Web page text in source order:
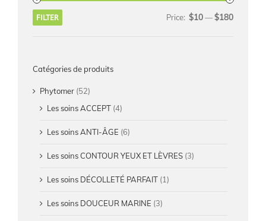
FILTER Price: $10—$180
Catégories de produits
Phytomer (52)
Les soins ACCEPT (4)
Les soins ANTI-ÂGE (6)
Les soins CONTOUR YEUX ET LÈVRES (3)
Les soins DÉCOLLETÉ PARFAIT (1)
Les soins DOUCEUR MARINE (3)